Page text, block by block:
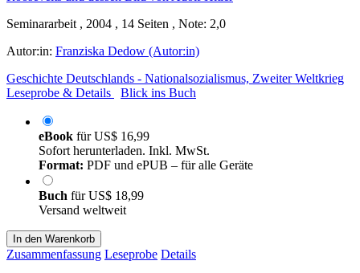
Seminararbeit , 2004 , 14 Seiten , Note: 2,0
Autor:in: Franziska Dedow (Autor:in)
Geschichte Deutschlands - Nationalsozialismus, Zweiter Weltkrieg
Leseprobe & Details
Blick ins Buch
eBook fürUS$ 16,99
Sofort herunterladen. Inkl. MwSt.
Format: PDF und ePUB – für alle Geräte
Buch fürUS$ 18,99
Versand weltweit
In den Warenkorb
Zusammenfassung Leseprobe Details